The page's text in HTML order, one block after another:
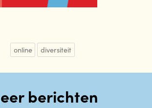
online diversiteit
berichten